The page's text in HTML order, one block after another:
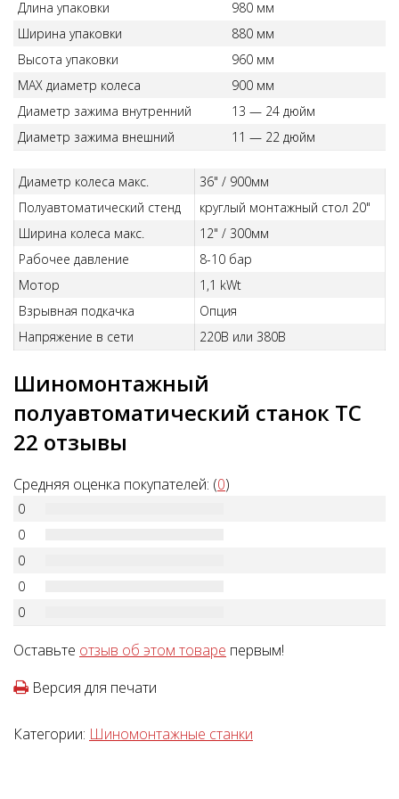
Длина упаковки
980 мм
Ширина упаковки
880 мм
Высота упаковки
960 мм
MAX диаметр колеса
900 мм
Диаметр зажима внутренний
13 — 24 дюйм
Диаметр зажима внешний
11 — 22 дюйм
Диаметр колеса макс.
36" / 900мм
Полуавтоматический стенд
круглый монтажный стол 20"
Ширина колеса макс.
12" / 300мм
Рабочее давление
8-10 бар
Мотор
1,1 kWt
Взрывная подкачка
Опция
Напряжение в сети
220В или 380В
Шиномонтажный
полуавтоматический станок TC
22 отзывы
Средняя оценка покупателей: (0)
0
0
0
0
0
Оставьте отзыв об этом товаре первым!
Версия для печати
Категории: Шиномонтажные станки